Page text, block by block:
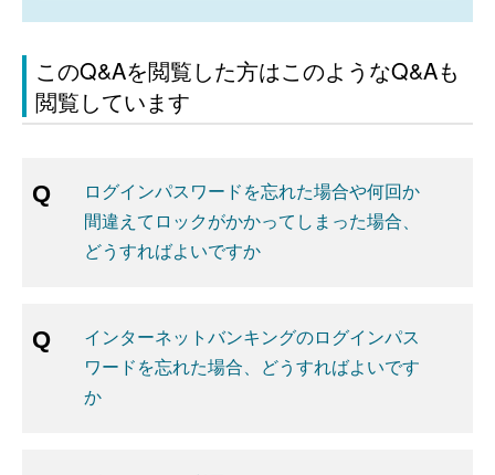
このQ&Aを閲覧した方はこのようなQ&Aも
閲覧しています
ログインパスワードを忘れた場合や何回か
間違えてロックがかかってしまった場合、
どうすればよいですか
インターネットバンキングのログインパス
ワードを忘れた場合、どうすればよいです
か